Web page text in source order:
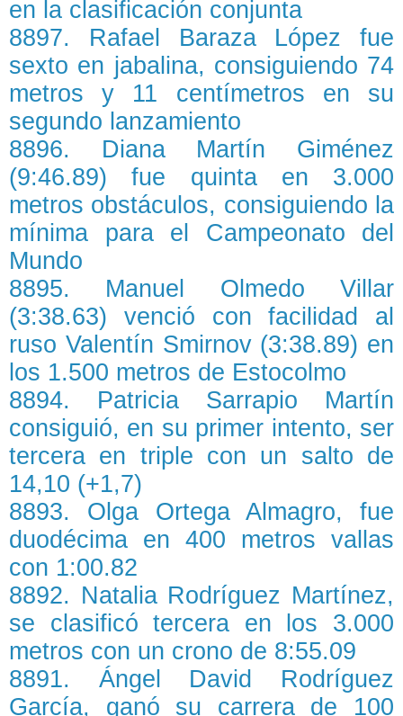
en la clasificación conjunta
8897. Rafael Baraza López fue
sexto en jabalina, consiguiendo 74
metros y 11 centímetros en su
segundo lanzamiento
8896. Diana Martín Giménez
(9:46.89) fue quinta en 3.000
metros obstáculos, consiguiendo la
mínima para el Campeonato del
Mundo
8895. Manuel Olmedo Villar
(3:38.63) venció con facilidad al
ruso Valentín Smirnov (3:38.89) en
los 1.500 metros de Estocolmo
8894. Patricia Sarrapio Martín
consiguió, en su primer intento, ser
tercera en triple con un salto de
14,10 (+1,7)
8893. Olga Ortega Almagro, fue
duodécima en 400 metros vallas
con 1:00.82
8892. Natalia Rodríguez Martínez,
se clasificó tercera en los 3.000
metros con un crono de 8:55.09
8891. Ángel David Rodríguez
García, ganó su carrera de 100